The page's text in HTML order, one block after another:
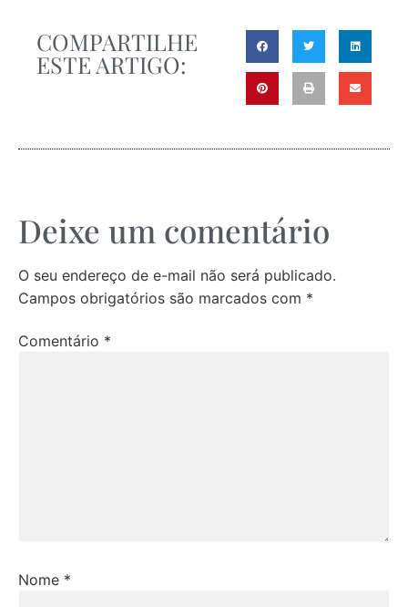
COMPARTILHE
ESTE ARTIGO:
Deixe um comentário
O seu endereço de e-mail não será publicado.
Campos obrigatórios são marcados com *
Comentário *
Nome *